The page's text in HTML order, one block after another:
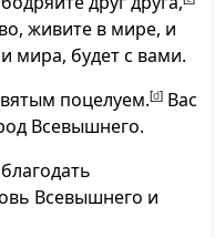
живите в мире, и
мира, будет с вами.
поцелуем.[d] Вас
Всевышнего.
Всевышнего и